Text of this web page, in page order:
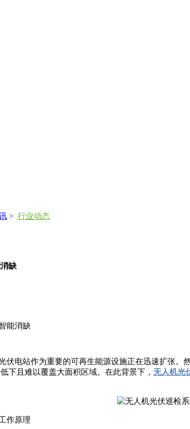
> 行业动态
缺
能消缺
电站作为重要的可再生能源设施正在迅速扩张。
下且难以覆盖大面积区域。在此背景下， 无人机光
作原理